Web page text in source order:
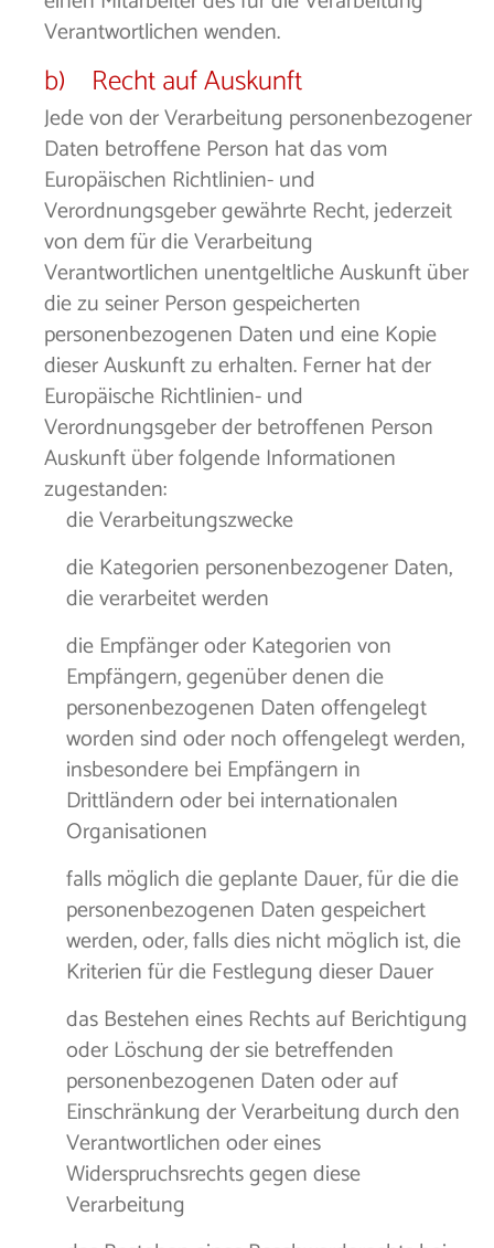
Verantwortlichen wenden.
b) Recht auf Auskunft
Jede von der Verarbeitung personenbezogener
Daten betroffene Person hat das vom
Europäischen Richtlinien- und
Verordnungsgeber gewährte Recht, jederzeit
von dem für die Verarbeitung
Verantwortlichen unentgeltliche Auskunft über
die zu seiner Person gespeicherten
personenbezogenen Daten und eine Kopie
dieser Auskunft zu erhalten. Ferner hat der
Europäische Richtlinien- und
Verordnungsgeber der betroffenen Person
Auskunft über folgende Informationen
zugestanden:
die Verarbeitungszwecke
die Kategorien personenbezogener Daten,
die verarbeitet werden
die Empfänger oder Kategorien von
Empfängern, gegenüber denen die
personenbezogenen Daten offengelegt
worden sind oder noch offengelegt werden,
insbesondere bei Empfängern in
Drittländern oder bei internationalen
Organisationen
falls möglich die geplante Dauer, für die die
personenbezogenen Daten gespeichert
werden, oder, falls dies nicht möglich ist, die
Kriterien für die Festlegung dieser Dauer
das Bestehen eines Rechts auf Berichtigung
oder Löschung der sie betreffenden
personenbezogenen Daten oder auf
Einschränkung der Verarbeitung durch den
Verantwortlichen oder eines
Widerspruchsrechts gegen diese
Verarbeitung